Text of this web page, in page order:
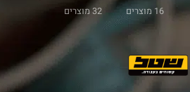
16 מוצרים 32 מוצרים